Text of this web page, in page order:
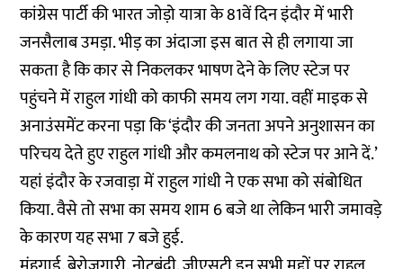
कांग्रेस पार्टी की भारत जोड़ो यात्रा के 81वें दिन इंदौर में भारी
जनसैलाब उमड़ा. भीड़ का अंदाजा इस बात से ही लगाया जा
सकता है कि कार से निकलकर भाषण देने के लिए स्टेज पर
पहुंचने में राहुल गांधी को काफी समय लग गया. वहीं माइक से
अनाउंसमेंट करना पड़ा कि ‘इंदौर की जनता अपने अनुशासन का
परिचय देते हुए राहुल गांधी और कमलनाथ को स्टेज पर आने दें.’
यहां इंदौर के रजवाड़ा में राहुल गांधी ने एक सभा को संबोधित
किया. वैसे तो सभा का समय शाम 6 बजे था लेकिन भारी जमावड़े
के कारण यह सभा 7 बजे हुई.